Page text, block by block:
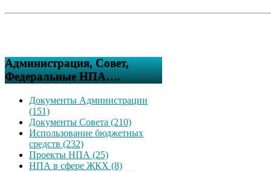
Администрация, Совет,
Федеральные НПА….
Документы Администрации
(151)
Документы Совета (210)
Использование бюджетных
средств (232)
Проекты НПА (25)
НПА в сфере ЖКХ (8)